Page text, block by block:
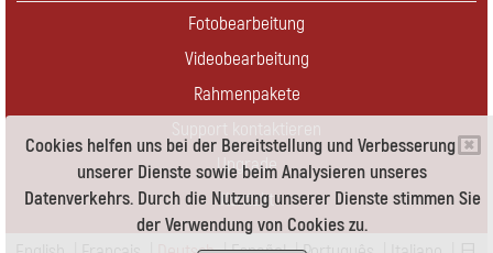
Cookies helfen uns bei der Bereitstellung und Verbesserung
unserer Dienste sowie beim Analysieren unseres
Datenverkehrs. Durch die Nutzung unserer Dienste stimmen Sie
der Verwendung von Cookies zu.
Fotobearbeitung
Videobearbeitung
Rahmenpakete
Upgrade
Kontakt